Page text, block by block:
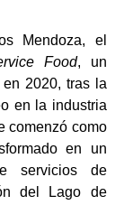
Mendoza, el
Food, un
2020, tras la
en la industria
comenzó como
en un
servicios de
del Lago de